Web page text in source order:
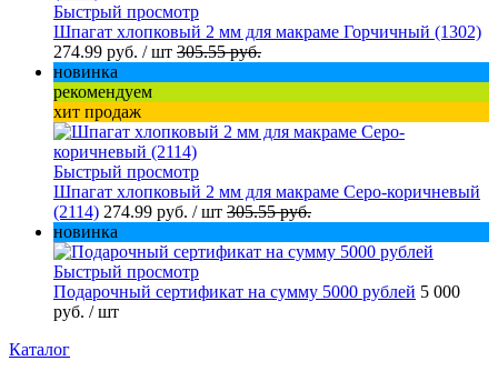
Быстрый просмотр
Шпагат хлопковый 2 мм для макраме Горчичный (1302)
274.99 руб. / шт 305.55 руб.
новинка
рекомендуем
хит продаж
Быстрый просмотр
Шпагат хлопковый 2 мм для макраме Серо-коричневый
(2114) 274.99 руб. / шт 305.55 руб.
новинка
Быстрый просмотр
Подарочный сертификат на сумму 5000 рублей 5 000
руб. / шт
Каталог